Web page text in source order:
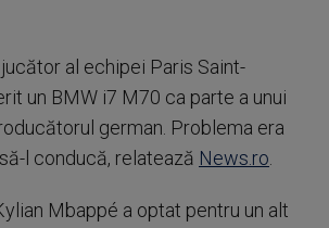
al echipei Paris Saint-
un BMW i7 M70 ca parte a unui
german. Problema era
l conducă, relatează News.ro
Mbappé a optat pentru un alt